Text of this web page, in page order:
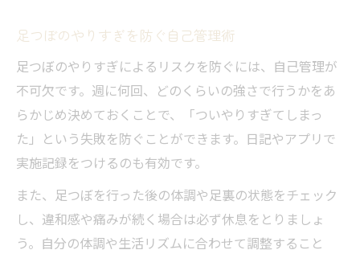
足つぼのやりすぎを防ぐ自己管理術
足つぼのやりすぎによるリスクを防ぐには、自己管理が
不可欠です。週に何回、どのくらいの強さで行うかをあ
らかじめ決めておくことで、「ついやりすぎてしまっ
た」という失敗を防ぐことができます。日記やアプリで
実施記録をつけるのも有効です。
また、足つぼを行った後の体調や足裏の状態をチェック
し、違和感や痛みが続く場合は必ず休息をとりましょ
う。自分の体調や生活リズムに合わせて調整すること